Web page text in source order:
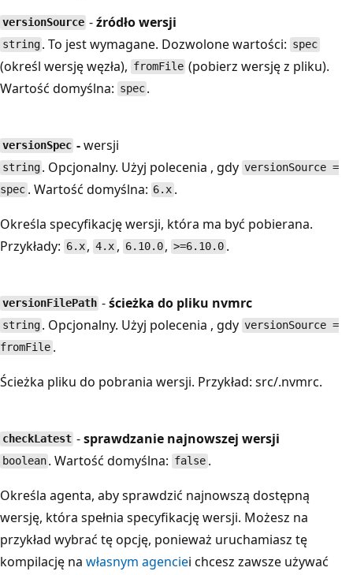
versionSource -źródło wersji
string . To jest wymagane. Dozwolone wartości: spec
(określ wersję węzła), fromFile (pobierz wersję z pliku).
Wartość domyślna: spec .
versionSpec -wersji
string . Opcjonalny. Użyj polecenia , gdy versionSource =
spec . Wartość domyślna: 6.x .
Określa specyfikację wersji, która ma być pobierana.
Przykłady: 6.x ,4.x, 6.10.0 , >=6.10.0 .
versionFilePath -ścieżka do pliku nvmrc
string . Opcjonalny. Użyj polecenia , gdy versionSource =
fromFile .
Ścieżka pliku do pobrania wersji. Przykład: src/.nvmrc.
checkLatest -sprawdzanie najnowszej wersji
boolean . Wartość domyślna: false.
Określa agenta, aby sprawdzić najnowszą dostępną
wersję, która spełnia specyfikację wersji. Możesz na
przykład wybrać tę opcję, ponieważ uruchamiasz tę
kompilację na własnym agenciei chcesz zawsze używać